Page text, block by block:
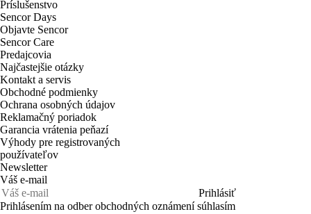
Príslušenstvo
Sencor Days
Objavte Sencor
Sencor Care
Predajcovia
Najčastejšie otázky
Kontakt a servis
Obchodné podmienky
Ochrana osobných údajov
Reklamačný poriadok
Garancia vrátenia peňazí
Výhody pre registrovaných
používateľov
Newsletter
Váš e-mail
Prihlásiť
Prihlásením na odber obchodných oznámení súhlasím